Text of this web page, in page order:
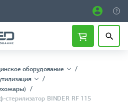
оборудование
BINDER RF 115